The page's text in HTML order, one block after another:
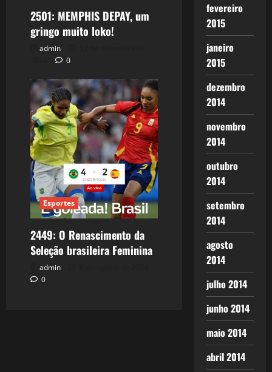
2501: MEMPHIS DEPAY, um
gringo muito loko!
admin
0
Esportes
2449: O Renascimento da
Seleção brasileira Feminina
admin
0
fevereiro
2015
janeiro
2015
dezembro
2014
novembro
2014
outubro
2014
setembro
2014
agosto
2014
julho 2014
junho 2014
maio 2014
abril 2014